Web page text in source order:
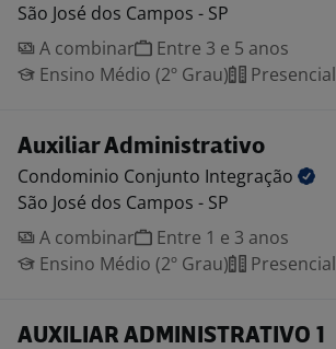
São José dos Campos - SP
A combinar
Entre 3 e 5 anos
Ensino Médio (2º Grau)
Presencial
Auxiliar Administrativo
Condominio Conjunto Integração
São José dos Campos - SP
A combinar
Entre 1 e 3 anos
Ensino Médio (2º Grau)
Presencial
AUXILIAR ADMINISTRATIVO 1